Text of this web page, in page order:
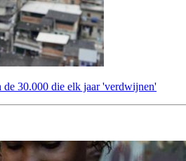
30.000 die elk jaar 'verdwijnen'